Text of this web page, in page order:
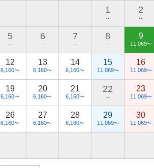
1
--
2
--
5
--
6
--
7
--
8
--
9
11,069〜
12
6,160〜
13
6,160〜
14
6,160〜
15
11,069〜
16
11,069〜
19
6,160〜
20
6,160〜
21
6,160〜
22
--
23
11,069〜
26
6,160〜
27
6,160〜
28
6,160〜
29
11,069〜
30
11,069〜